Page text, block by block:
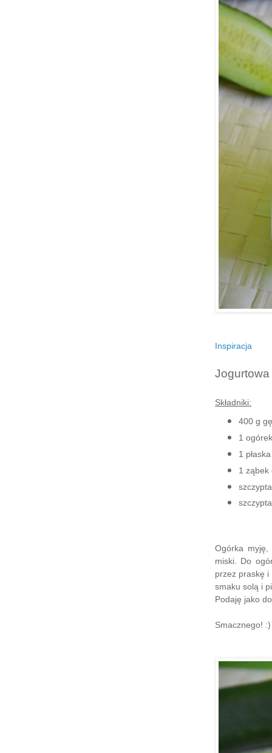
Inspiracja
Jogurtowa
Składniki:
400 g
1
1
1 ząbek
Ogórka myję,
miski. Do
przez praskę i
smaku solą i
Podaję jako
Smacznego! :)